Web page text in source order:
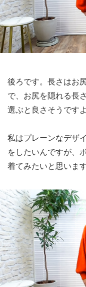
後ろです。長さはお
で、お尻を隠れる長
選ぶと良さそうですよ
私はプレーンなデザ
をしたいんですが、
着てみたいと思います